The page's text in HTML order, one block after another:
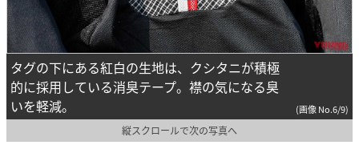
タグの下にある紅白の生地は、クシタニが積極
的に採用している消臭テープ。襟の気になる臭
いを軽減。
(画像 No.6/9)
縦スクロールで次の写真へ